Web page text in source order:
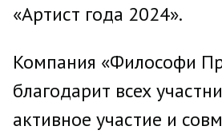
«Артист года 2024».
Компания «Философи
благодарит всех
активное участие и